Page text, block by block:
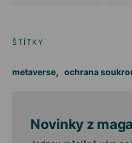
ŠTÍTKY
metaverse, ochrana
Novinky z